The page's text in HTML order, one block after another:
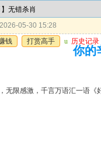
无错杀肖
05-30 15:28
钱
打赏高手 u 历史记录
你的
无限感激，千言万语汇一语《